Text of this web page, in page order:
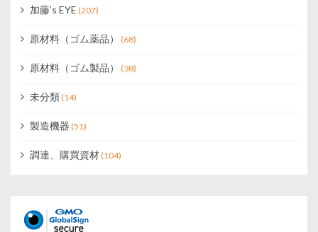
加藤’s EYE (207)
原材料（ゴム薬品） (68)
原材料（ゴム製品） (38)
未分類(14)
製造機器 (51)
調達、購買資材(104)